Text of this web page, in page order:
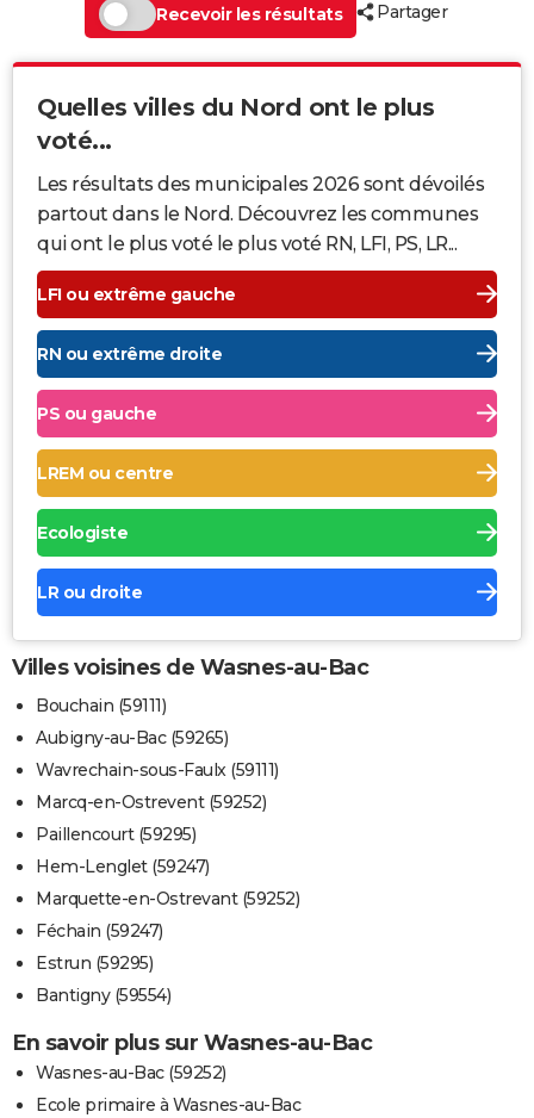
Recevoir les résultats
Partager
Quelles villes du Nord ont le plus
voté...
Les résultats des municipales 2026 sont dévoilés
partout dans le Nord. Découvrez les communes
qui ont le plus voté le plus voté RN, LFI, PS, LR...
LFI ou extrême gauche
RN ou extrême droite
PS ou gauche
LREM ou centre
Ecologiste
LR ou droite
Villes voisines de Wasnes-au-Bac
Bouchain (59111)
Aubigny-au-Bac (59265)
Wavrechain-sous-Faulx (59111)
Marcq-en-Ostrevent (59252)
Paillencourt (59295)
Hem-Lenglet (59247)
Marquette-en-Ostrevant (59252)
Féchain (59247)
Estrun (59295)
Bantigny (59554)
En savoir plus sur Wasnes-au-Bac
Wasnes-au-Bac (59252)
Ecole primaire à Wasnes-au-Bac